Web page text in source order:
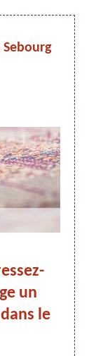
un
le
en